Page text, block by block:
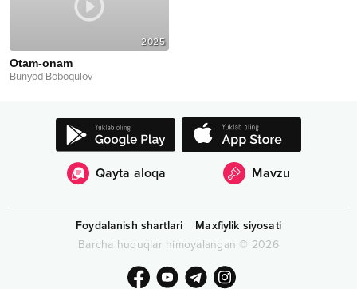
2025
Otam-onam
Bunyod Boboqulov
Qayta aloqa Mavzu
Foydalanish shartlari
Maxfiylik siyosati
Barcha huquqlar himoyalangan © 2026